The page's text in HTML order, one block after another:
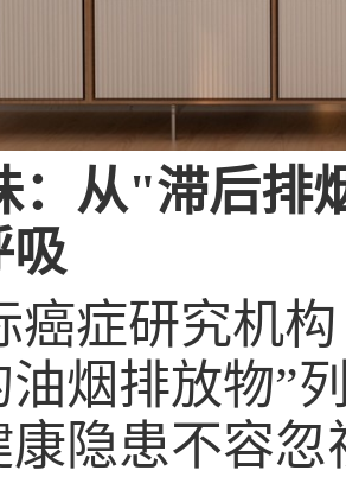
：从"滞后排
吸
癌症研究机
油烟排放物”
康隐患不容